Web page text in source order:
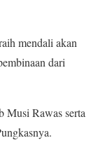
mendali akan
dari
Musi Rawas serta